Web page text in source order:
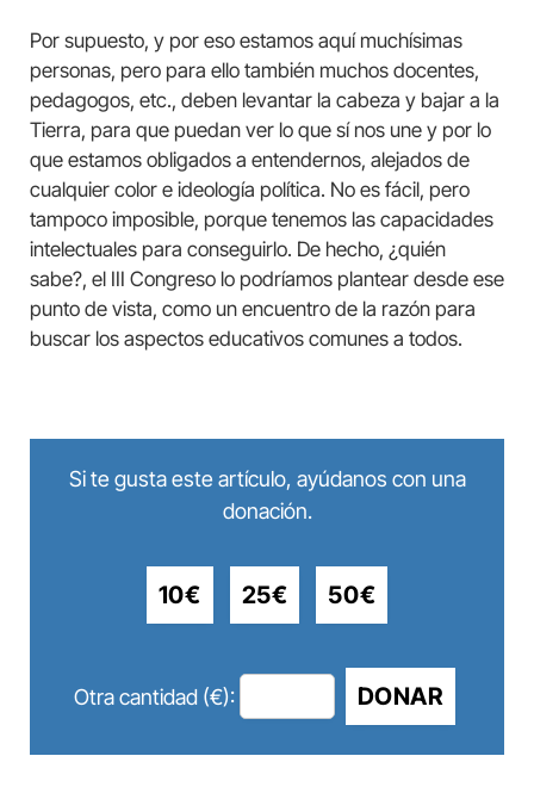
Por supuesto, y por eso estamos aquí muchísimas
personas, pero para ello también muchos docentes,
pedagogos, etc., deben levantar la cabeza y bajar a la
Tierra, para que puedan ver lo que sí nos une y por lo
que estamos obligados a entendernos, alejados de
cualquier color e ideología política. No es fácil, pero
tampoco imposible, porque tenemos las capacidades
intelectuales para conseguirlo. De hecho, ¿quién
sabe?, el III Congreso lo podríamos plantear desde ese
punto de vista, como un encuentro de la razón para
buscar los aspectos educativos comunes a todos.
Si te gusta este artículo, ayúdanos con una
donación.
10€ 25€ 50€
Otra cantidad (€): DONAR